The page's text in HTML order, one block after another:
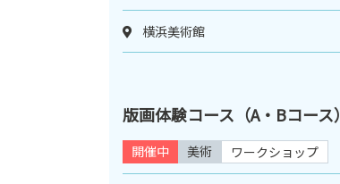
横浜美術館
版画体験コース（A・Bコース）
開催中 美術 ワークショップ